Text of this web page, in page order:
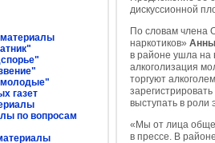
материалы
газет
по вопросам
дискуссионной
По словам члена
наркотиков»
в районе ушла на
алкоголизация
торгуют
выступать в роли
«Мы от лица
в прессе. В